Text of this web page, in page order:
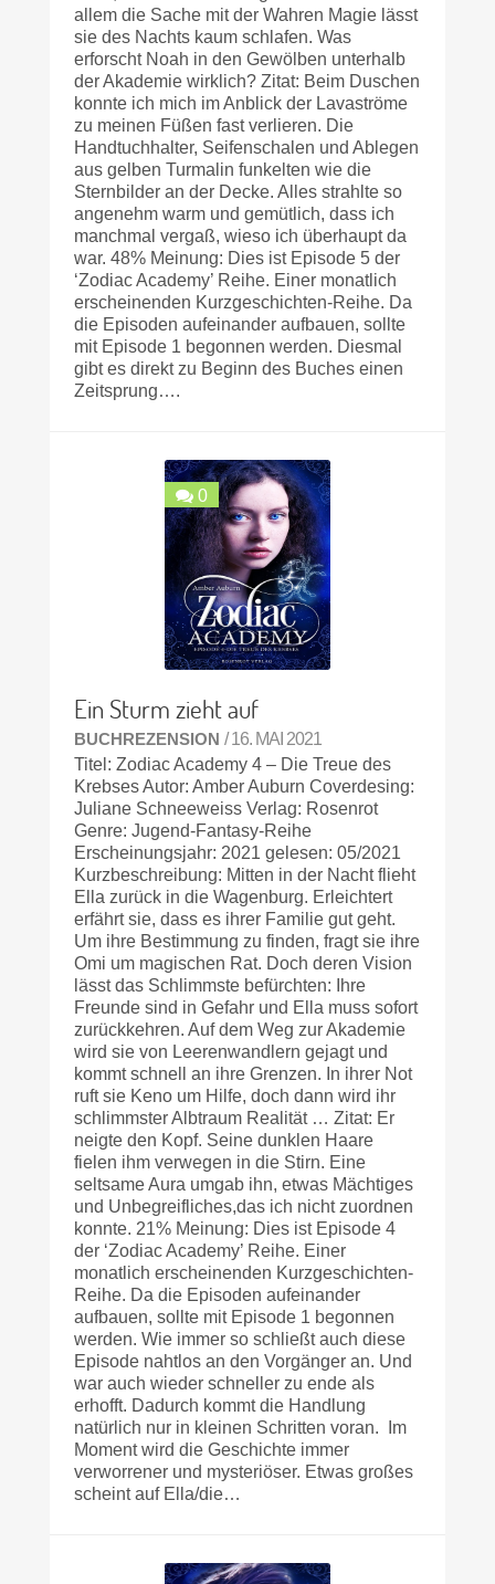
allem die Sache mit der Wahren Magie lässt
sie des Nachts kaum schlafen. Was
erforscht Noah in den Gewölben unterhalb
der Akademie wirklich? Zitat: Beim Duschen
konnte ich mich im Anblick der Lavaströme
zu meinen Füßen fast verlieren. Die
Handtuchhalter, Seifenschalen und Ablegen
aus gelben Turmalin funkelten wie die
Sternbilder an der Decke. Alles strahlte so
angenehm warm und gemütlich, dass ich
manchmal vergaß, wieso ich überhaupt da
war. 48% Meinung: Dies ist Episode 5 der
‘Zodiac Academy’ Reihe. Einer monatlich
erscheinenden Kurzgeschichten-Reihe. Da
die Episoden aufeinander aufbauen, sollte
mit Episode 1 begonnen werden. Diesmal
gibt es direkt zu Beginn des Buches einen
Zeitsprung….
0
Ein Sturm zieht auf
BUCHREZENSION / 16. MAI 2021
Titel: Zodiac Academy 4 – Die Treue des
Krebses Autor: Amber Auburn Coverdesing:
Juliane Schneeweiss Verlag: Rosenrot
Genre: Jugend-Fantasy-Reihe
Erscheinungsjahr: 2021 gelesen: 05/2021
Kurzbeschreibung: Mitten in der Nacht flieht
Ella zurück in die Wagenburg. Erleichtert
erfährt sie, dass es ihrer Familie gut geht.
Um ihre Bestimmung zu finden, fragt sie ihre
Omi um magischen Rat. Doch deren Vision
lässt das Schlimmste befürchten: Ihre
Freunde sind in Gefahr und Ella muss sofort
zurückkehren. Auf dem Weg zur Akademie
wird sie von Leerenwandlern gejagt und
kommt schnell an ihre Grenzen. In ihrer Not
ruft sie Keno um Hilfe, doch dann wird ihr
schlimmster Albtraum Realität … Zitat: Er
neigte den Kopf. Seine dunklen Haare
fielen ihm verwegen in die Stirn. Eine
seltsame Aura umgab ihn, etwas Mächtiges
und Unbegreifliches,das ich nicht zuordnen
konnte. 21% Meinung: Dies ist Episode 4
der ‘Zodiac Academy’ Reihe. Einer
monatlich erscheinenden Kurzgeschichten-
Reihe. Da die Episoden aufeinander
aufbauen, sollte mit Episode 1 begonnen
werden. Wie immer so schließt auch diese
Episode nahtlos an den Vorgänger an. Und
war auch wieder schneller zu ende als
erhofft. Dadurch kommt die Handlung
natürlich nur in kleinen Schritten voran. Im
Moment wird die Geschichte immer
verworrener und mysteriöser. Etwas großes
scheint auf Ella/die…